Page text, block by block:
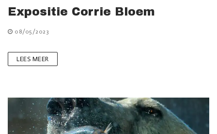
Expositie Corrie Bloem
08/05/2023
LEES MEER